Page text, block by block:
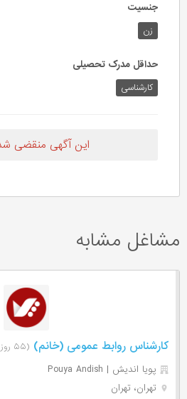
جنسیت
زن
حداقل مدرک تحصیلی
کارشناسی
این آگهی منقضی
مشاغل مشابه
کارشناس روابط عمومی (خانم) (۵۵ روز پیش)
پویا اندیش | Pouya Andish
تهران، تهران